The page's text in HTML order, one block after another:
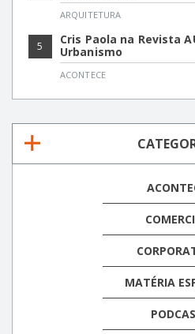
ARQUITETURA
5
Cris Paola na Revista
Urbanismo
ACONTECE
MATÉRIA